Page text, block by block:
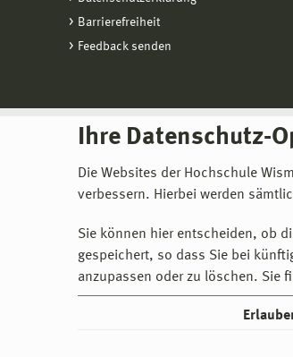
Ihre Datenschutz-
Die Websites der Hochschule
verbessern. Hierbei werden
Sie können hier entscheiden, ob
gespeichert, so dass Sie bei
anzupassen oder zu löschen. Sie
Barrierefreiheit
Feedback senden